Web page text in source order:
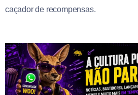
caçador de recompensas.